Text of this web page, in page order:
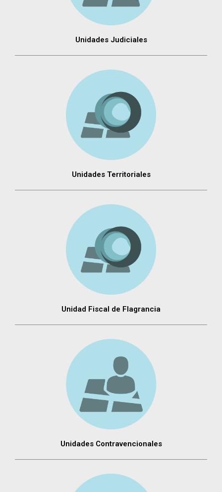
Unidades Judiciales
Unidades Territoriales
Unidad Fiscal de Flagrancia
Unidades Contravencionales